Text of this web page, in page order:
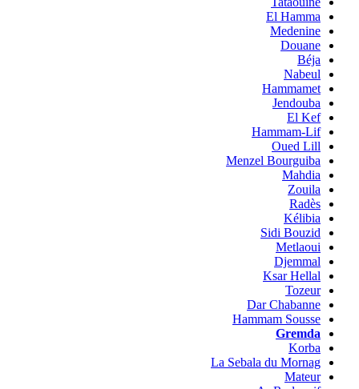
El Hamma
Medenine
Douane
Béja
Nabeul
Hammamet
Jendouba
El Kef
Hammam-Lif
Oued Lill
Menzel Bourguiba
Mahdia
Zouila
Radès
Kélibia
Sidi Bouzid
Metlaoui
Djemmal
Ksar Hellal
Tozeur
Dar Chabanne
Hammam Sousse
Gremda
Korba
La Sebala du Mornag
Mateur